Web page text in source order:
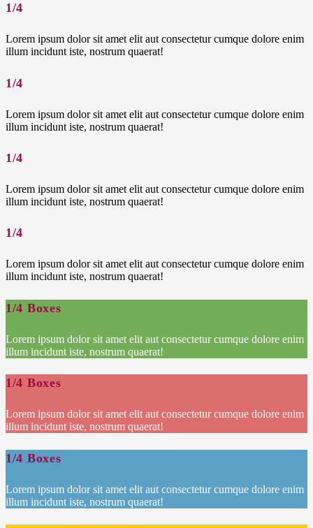
1/4
Lorem ipsum dolor sit amet elit aut consectetur cumque dolore enim
illum incidunt iste, nostrum quaerat!
1/4
Lorem ipsum dolor sit amet elit aut consectetur cumque dolore enim
illum incidunt iste, nostrum quaerat!
1/4
Lorem ipsum dolor sit amet elit aut consectetur cumque dolore enim
illum incidunt iste, nostrum quaerat!
1/4
Lorem ipsum dolor sit amet elit aut consectetur cumque dolore enim
illum incidunt iste, nostrum quaerat!
1/4 Boxes
Lorem ipsum dolor sit amet elit aut consectetur cumque dolore enim
illum incidunt iste, nostrum quaerat!
1/4 Boxes
Lorem ipsum dolor sit amet elit aut consectetur cumque dolore enim
illum incidunt iste, nostrum quaerat!
1/4 Boxes
Lorem ipsum dolor sit amet elit aut consectetur cumque dolore enim
illum incidunt iste, nostrum quaerat!